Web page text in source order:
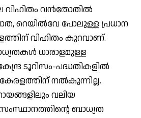
വിഹിതം വന്‍തോതില്‍
റെയില്‍വേ പോലുള്ള പ്രധാന
വിഹിതം കുറവാണ്.
ധാരാളമുള്ള
ടൂറിസം-പദ്ധതികളില്‍
കേരളത്തിന് നല്‍കുന്നില്ല.
വലിയ
ബാധ്യത